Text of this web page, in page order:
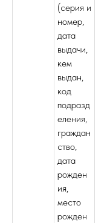
(серия и
номер,
дата
выдачи,
кем
выдан,
код
подразд
еления,
граждан
ство,
дата
рожден
ия,
место
рожден